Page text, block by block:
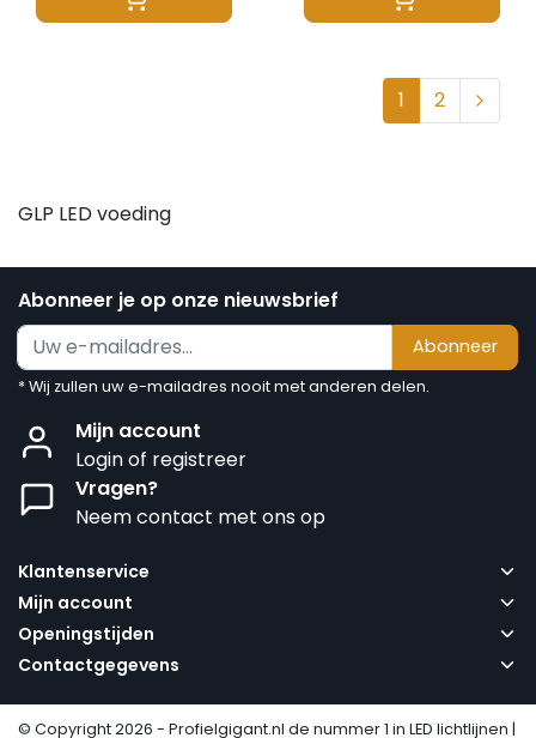
1 2
GLP LED voeding
Abonneer je op onze nieuwsbrief
Abonneer
* Wij zullen uw e-mailadres nooit met anderen delen.
Mijn account
Login of registreer
Vragen?
Neem contact met ons op
Klantenservice
Mijn account
Openingstijden
Contactgegevens
© Copyright 2026 - Profielgigant.nl de nummer 1 in LED lichtlijnen |